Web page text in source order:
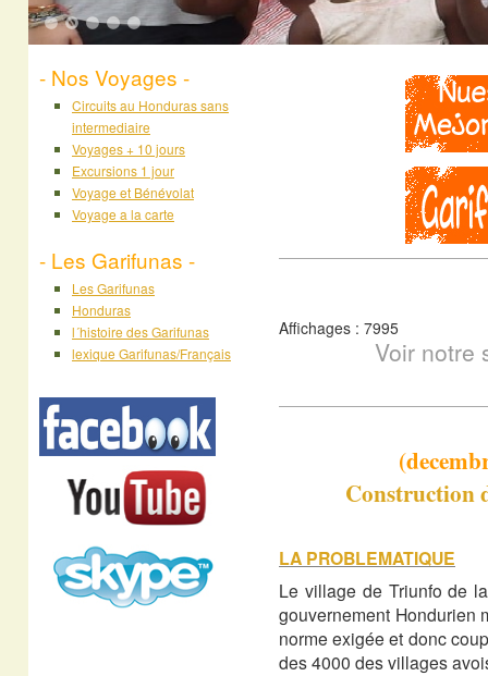
2
- Nos Voyages -
Circuits au Honduras sans
intermediaire
Voyages + 10 jours
Excursions 1 jour
Voyage et Bénévolat
Voyage a la carte
- Les Garifunas -
Les Garifunas
Honduras
l´histoire des Garifunas
lexique Garifunas/Français
Affichages : 7995
Voir notre
Construction
LA PROBLEMATIQUE
Le village de Triunfo de
gouvernement Hondurien
norme exigée et donc
des 4000 des villages